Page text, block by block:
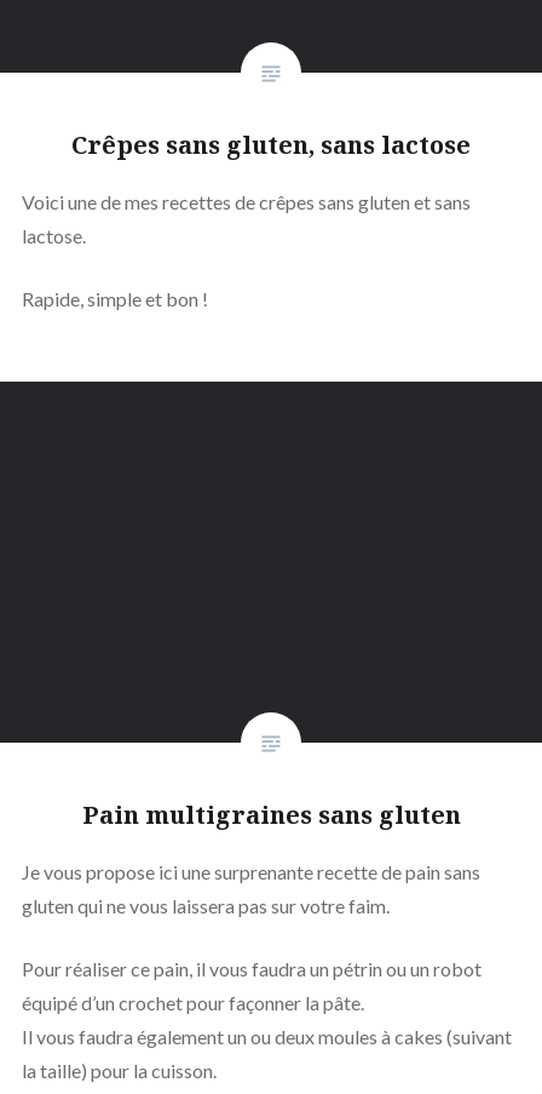
Crêpes sans gluten, sans lactose
Voici une de mes recettes de crêpes sans gluten et sans
lactose.
Rapide, simple et bon !
Pain multigraines sans gluten
Je vous propose ici une surprenante recette de pain sans
gluten qui ne vous laissera pas sur votre faim.
Pour réaliser ce pain, il vous faudra un pétrin ou un robot
équipé d’un crochet pour façonner la pâte.
Il vous faudra également un ou deux moules à cakes (suivant
la taille) pour la cuisson.